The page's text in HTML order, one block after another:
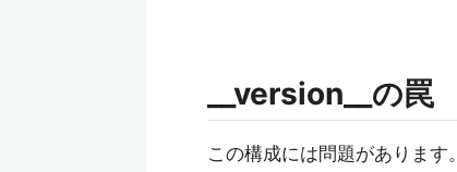
__version__の罠
この構成には問題があります。